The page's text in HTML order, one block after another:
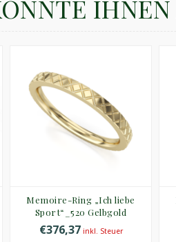
Memoire-Ring „Ich liebe
Sport“_520 Gelbgold
€376,37inkl. Steuer